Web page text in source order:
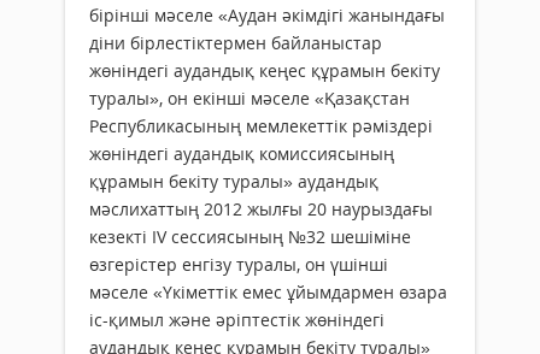
бірінші мәселе «Аудан әкімдігі жанындағы
діни бірлестіктермен байланыс­тар
жөніндегі аудандық кеңес құрамын бекіту
туралы», он екінші мәселе «Қазақстан
Республикасының мемлекеттік рәміздері
жөніндегі аудандық комиссиясының
құрамын бекіту туралы» аудандық
мәслихаттың 2012 жылғы 20 наурыздағы
кезекті ІV сессиясының №32 шешіміне
өзгерістер енгізу туралы, он үшінші
мәселе «Үкіметтік емес ұйымдармен өзара
іс-қимыл және әріптестік жөніндегі
аудандық кеңес құрамын бекіту туралы»